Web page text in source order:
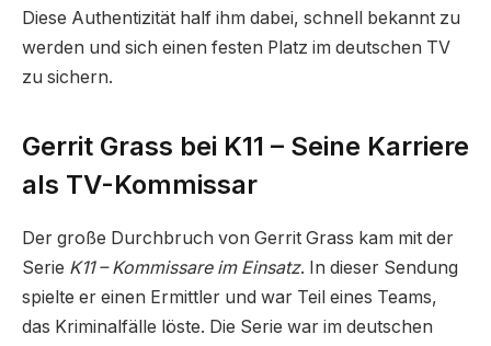
Diese Authentizität half ihm dabei, schnell bekannt zu
werden und sich einen festen Platz im deutschen TV
zu sichern.
Gerrit Grass bei K11 – Seine Karriere
als TV-Kommissar
Der große Durchbruch von Gerrit Grass kam mit der
Serie K11 – Kommissare im Einsatz. In dieser Sendung
spielte er einen Ermittler und war Teil eines Teams,
das Kriminalfälle löste. Die Serie war im deutschen